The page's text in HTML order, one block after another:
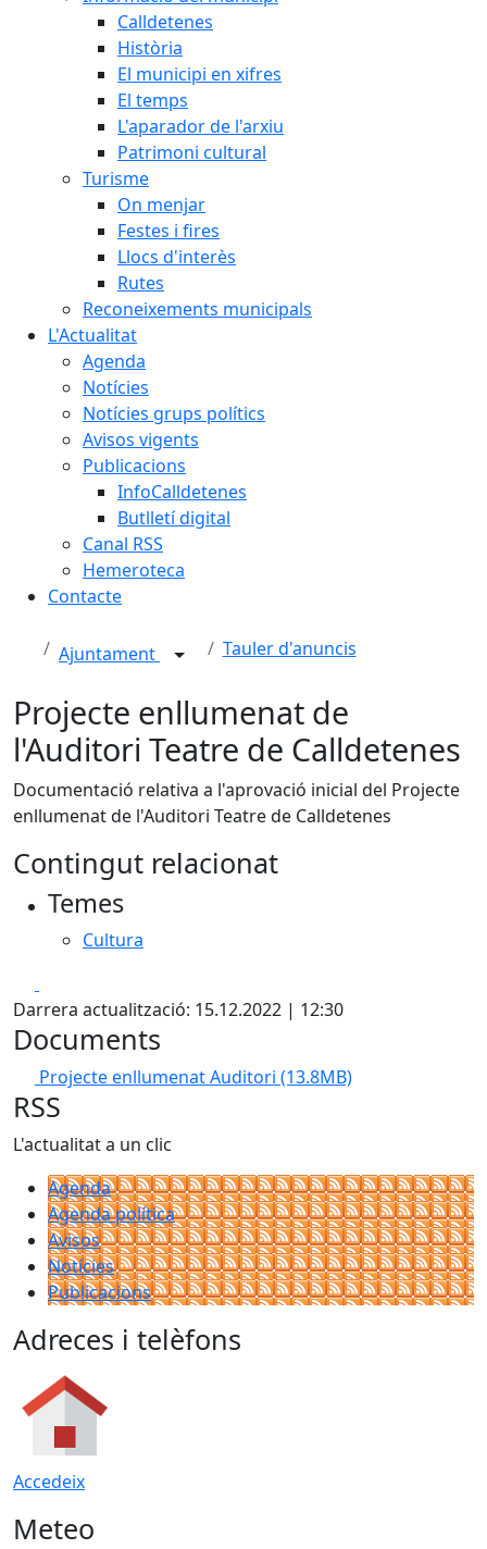
Calldetenes
Història
El municipi en xifres
El temps
L'aparador de l'arxiu
Patrimoni cultural
Turisme
On menjar
Festes i fires
Llocs d'interès
Rutes
Reconeixements municipals
L'Actualitat
Agenda
Notícies
Notícies grups polítics
Avisos vigents
Publicacions
InfoCalldetenes
Butlletí digital
Canal RSS
Hemeroteca
Contacte
Ajuntament Tauler d'anuncis
Projecte enllumenat de
l'Auditori Teatre de Calldetenes
Documentació relativa a l'aprovació inicial del Projecte
enllumenat de l'Auditori Teatre de Calldetenes
Contingut relacionat
Temes
Cultura
Darrera actualització: 15.12.2022 | 12:30
Documents
Projecte enllumenat Auditori (13.8MB)
RSS
L'actualitat a un clic
Agenda
Agenda política
Avisos
Notícies
Publicacions
Adreces i telèfons
Accedeix
Meteo